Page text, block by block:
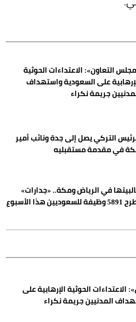
التعاون»: الاعتداءات الحوثية
على السعودية واستهداف
جريمة نكراء
التركي يصل إلى جدة ونائب أمير
في مقدمة مستقبليه
في الرياض ومكة.. «جدارات»
هذا الأسبوع
الاعتداءات الحوثية الإرهابية على
المدنيين جريمة نكراء